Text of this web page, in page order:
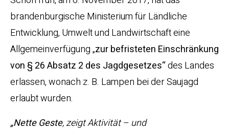
brandenburgische Ministerium für Ländliche
Entwicklung, Umwelt und Landwirtschaft eine
Allgemeinverfügung „zur befristeten Einschränkung
von § 26 Absatz 2 des Jagdgesetzes“des Landes
erlassen, wonach z. B. Lampen bei der Saujagd
erlaubt wurden.
„Nette Geste, zeigt Aktivität – und